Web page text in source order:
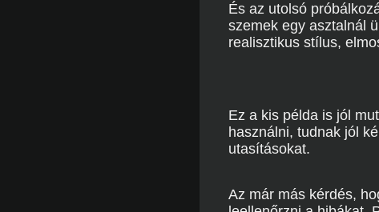
És az utolsó
szemek egy asztalnál
realisztikus stílus,
Ez a kis példa is jól
használni, tudnak jól
utasításokat.
Az már más kérdés,